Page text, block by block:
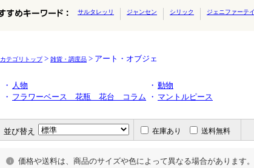
カテゴリトップ> 雑貨・調度品 > アート・オブジェ
・ 人物 ・ 動物
・ フラワーベース 花瓶 花台 コラム ・ マントルピース
並び替え 在庫あり 送料無料
価格や送料は、商品のサイズや色によって異なる場合があります。